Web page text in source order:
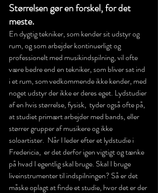
Størrelsen gør en forskel, for det
meste.
En dygtig tekniker, som kender sit udstyr og
rum, og som arbejder kontinuerligt og
professionelt med musikindspilning, vil ofte
være bedre end en tekniker, som bliver sat ind
i et rum, som vedkommende ikke kender, med
noget udstyr der ikke er deres eget. Lydstudier
af en hvis størrelse, fysisk,  tyder også ofte på,
at studiet primært arbejder med bands, eller
størrer grupper af musikere og ikke
soloartister.  Når I leder efter et lydstudie i
Fredericia,  er det derfor igen vigtigt og tænke
på hvad I egentlig skal bruge. Skal I bruge
liveinstrumenter til indspilningen? Så er det
måske oplagt at finde et studie, hvor det er der